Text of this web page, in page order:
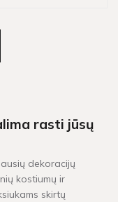
rasti jūsų
dekoracijų
kostiumų ir
skirtų